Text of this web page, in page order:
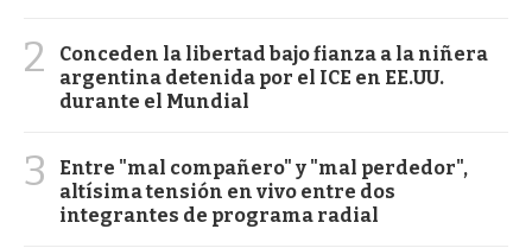
2
Conceden la libertad bajo fianza a la niñera
argentina detenida por el ICE en EE.UU.
durante el Mundial
3
Entre "mal compañero" y "mal perdedor",
altísima tensión en vivo entre dos
integrantes de programa radial